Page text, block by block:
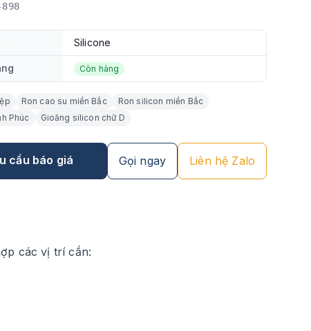
898
Silicone
Còn hàng
Ron cao su miền Bắc
Ron silicon miền Bắc
Phúc
Gioăng silicon chữ D
cầu báo giá Gọi ngay Liên hệ Zalo
các vị trí cần: